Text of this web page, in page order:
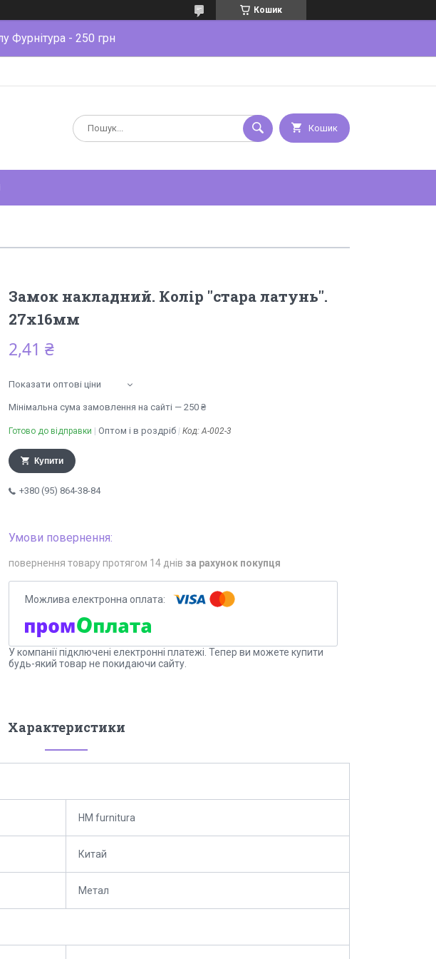
Кошик
Фурнітура - 250 грн
Кошик
Замок накладний. Колір "стара латунь".
27х16мм
2,41 ₴
Показати оптові ціни
Мінімальна сума замовлення на сайті — 250 ₴
Готово до відправки Оптом і в роздріб Код:A-002-3
Купити
+380 (95) 864-38-84
повернення товару протягом 14 днів за рахунок покупця
У компанії підключені електронні платежі. Тепер ви можете купити
будь-який товар не покидаючи сайту.
Характеристики
HM furnitura
Китай
Метал